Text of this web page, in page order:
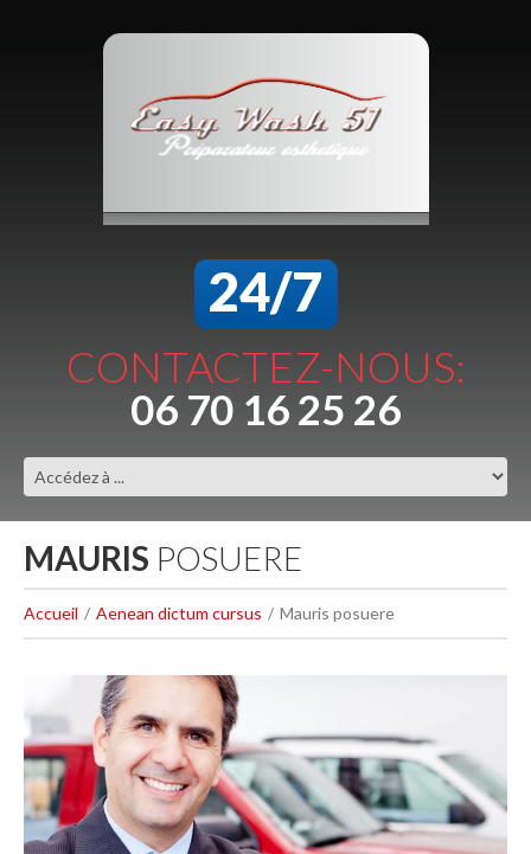
24/7
CONTACTEZ-NOUS:
06 70 16 25 26
MAURIS POSUERE
Accueil Aenean dictum cursus Mauris posuere